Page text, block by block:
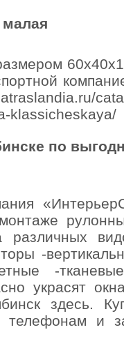
klassicheskaya/
по
-
-
украсят
здесь.
и